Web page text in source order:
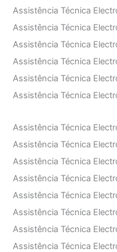
Assistência Técnica
Assistência Técnica
Assistência Técnica
Assistência Técnica
Assistência Técnica
Assistência Técnica
Assistência Técnica
Assistência Técnica
Assistência Técnica
Assistência Técnica
Assistência Técnica
Assistência Técnica
Assistência Técnica
Assistência Técnica